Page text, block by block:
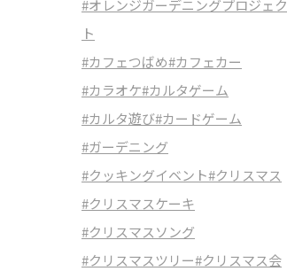
#オレンジガーデニングプロジェク
ト
#カフェつばめ#カフェカー
#カラオケ#カルタゲーム
#カルタ遊び#カードゲーム
#ガーデニング
#クッキングイベント#クリスマス
#クリスマスケーキ
#クリスマスソング
#クリスマスツリー#クリスマス会